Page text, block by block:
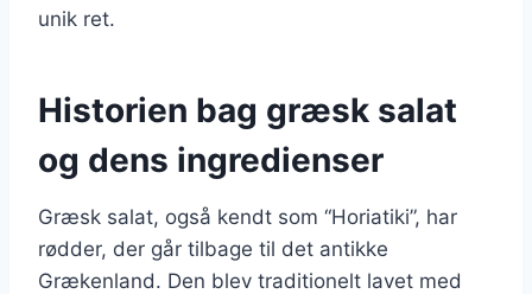
unik ret.
Historien bag græsk salat
og dens ingredienser
Græsk salat, også kendt som “Horiatiki”, har
rødder, der går tilbage til det antikke
Grækenland. Den blev traditionelt lavet med